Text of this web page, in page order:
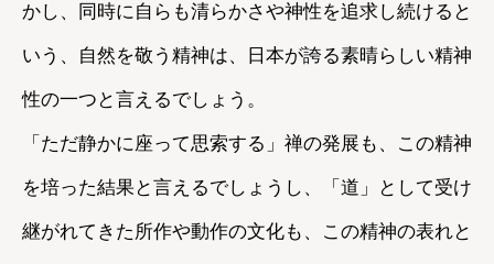
かし、同時に自らも清らかさや神性を追求し続けると
いう、自然を敬う精神は、日本が誇る素晴らしい精神
性の一つと言えるでしょう。
「ただ静かに座って思索する」禅の発展も、この精神
を培った結果と言えるでしょうし、「道」として受け
継がれてきた所作や動作の文化も、この精神の表れと